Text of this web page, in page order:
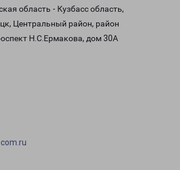
область - Кузбасс область,
Центральный район, район
Н.С.Ермакова, дом 30А